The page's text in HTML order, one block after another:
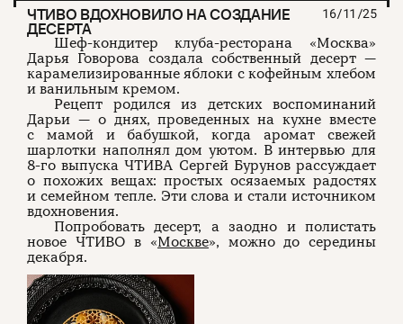
ЧТИВО ВДОХНОВИЛО НА СОЗДАНИЕ
ДЕСЕРТА
16/11/25
Шеф-кондитер клуба-ресторана «Москва»
Дарья Говорова создала собственный десерт —
карамелизированные яблоки с кофейным хлебом
и ванильным кремом.
Рецепт родился из детских воспоминаний
Дарьи — о днях, проведенных на кухне вместе
с мамой и бабушкой, когда аромат свежей
шарлотки наполнял дом уютом. В интервью для
8-го выпуска ЧТИВА Сергей Бурунов рассуждает
о похожих вещах: простых осязаемых радостях
и семейном тепле. Эти слова и стали источником
вдохновения.
Попробовать десерт, а заодно и полистать
новое ЧТИВО в «Москве», можно до середины
декабря.